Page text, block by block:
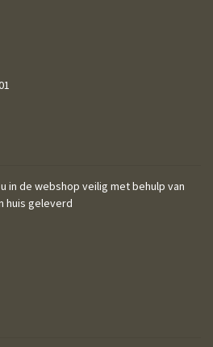
in de webshop veilig met behulp van
huis geleverd